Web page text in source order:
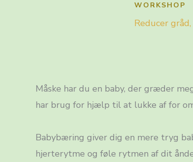
WORKSHOP
Reducer
Måske har du en baby, der græder
har brug for hjælp til at lukke af for
Babybæring giver dig en mere tryg
hjerterytme og føle rytmen af dit